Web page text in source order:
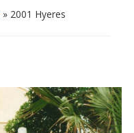
» 2001 Hyeres